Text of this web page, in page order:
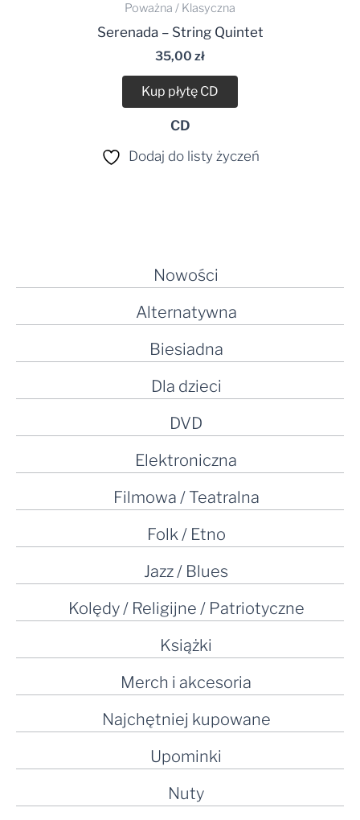
Nowości
Alternatywna
Biesiadna
Dla dzieci
DVD
Elektroniczna
Filmowa / Teatralna
Folk / Etno
Jazz / Blues
Kolędy / Religijne / Patriotyczne
Książki
Merch i akcesoria
Najchętniej kupowane
Upominki
Nuty
Poważna / Klasyczna
Serenada – String Quintet
35,00 zł
Kup płytę CD
CD
Dodaj do listy życzeń